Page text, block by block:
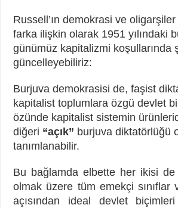
Russell’ın demokrasi ve oligarşiler
farka ilişkin olarak 1951 yılındaki
günümüz kapitalizmi koşullarında
güncelleyebiliriz:
Burjuva demokrasisi de, faşist
kapitalist toplumlara özgü devlet
özünde kapitalist sistemin
diğeri “açık” burjuva diktatörlüğü
tanımlanabilir.
Bu bağlamda elbette her ikisi de
olmak üzere tüm emekçi sınıflar
açısından ideal devlet